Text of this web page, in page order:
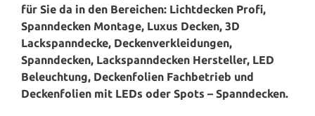
für Sie da in den Bereichen: Lichtdecken Profi,
Spanndecken Montage, Luxus Decken, 3D
Lackspanndecke, Deckenverkleidungen,
Spanndecken, Lackspanndecken Hersteller, LED
Beleuchtung, Deckenfolien Fachbetrieb und
Deckenfolien mit LEDs oder Spots – Spanndecken.